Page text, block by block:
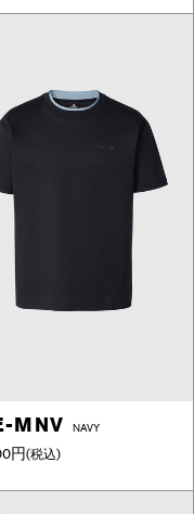
MNV NAVY
円(税込)